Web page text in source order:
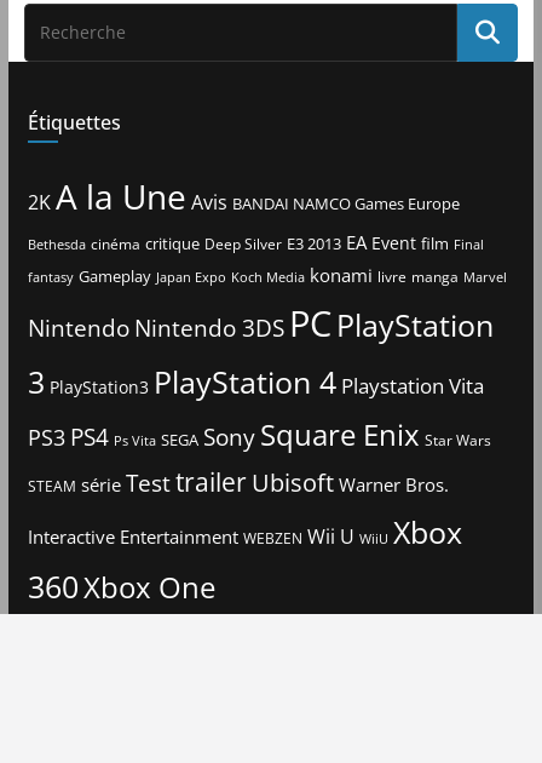
Étiquettes
2KA la Une Avis BANDAI NAMCO Games Europe
Bethesda cinéma critique Deep Silver E3 2013 EA Event film Final
fantasy Gameplay Japan Expo Koch Media konami livre manga Marvel
Nintendo Nintendo 3DS PCPlayStation
3 PlayStation3 PlayStation 4 Playstation Vita
PS3 PS4 Ps Vita SEGA Sony Square Enix Star Wars
STEAM série TesttrailerUbisoftWarner Bros.
Interactive Entertainment WEBZEN Wii U WiiU Xbox
360Xbox One